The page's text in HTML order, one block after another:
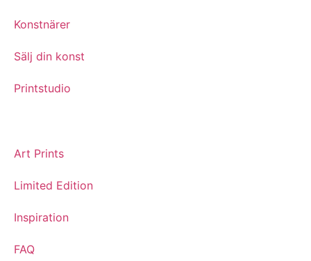
Konstnärer
Sälj din konst
Printstudio
Art Prints
Limited Edition
Inspiration
FAQ